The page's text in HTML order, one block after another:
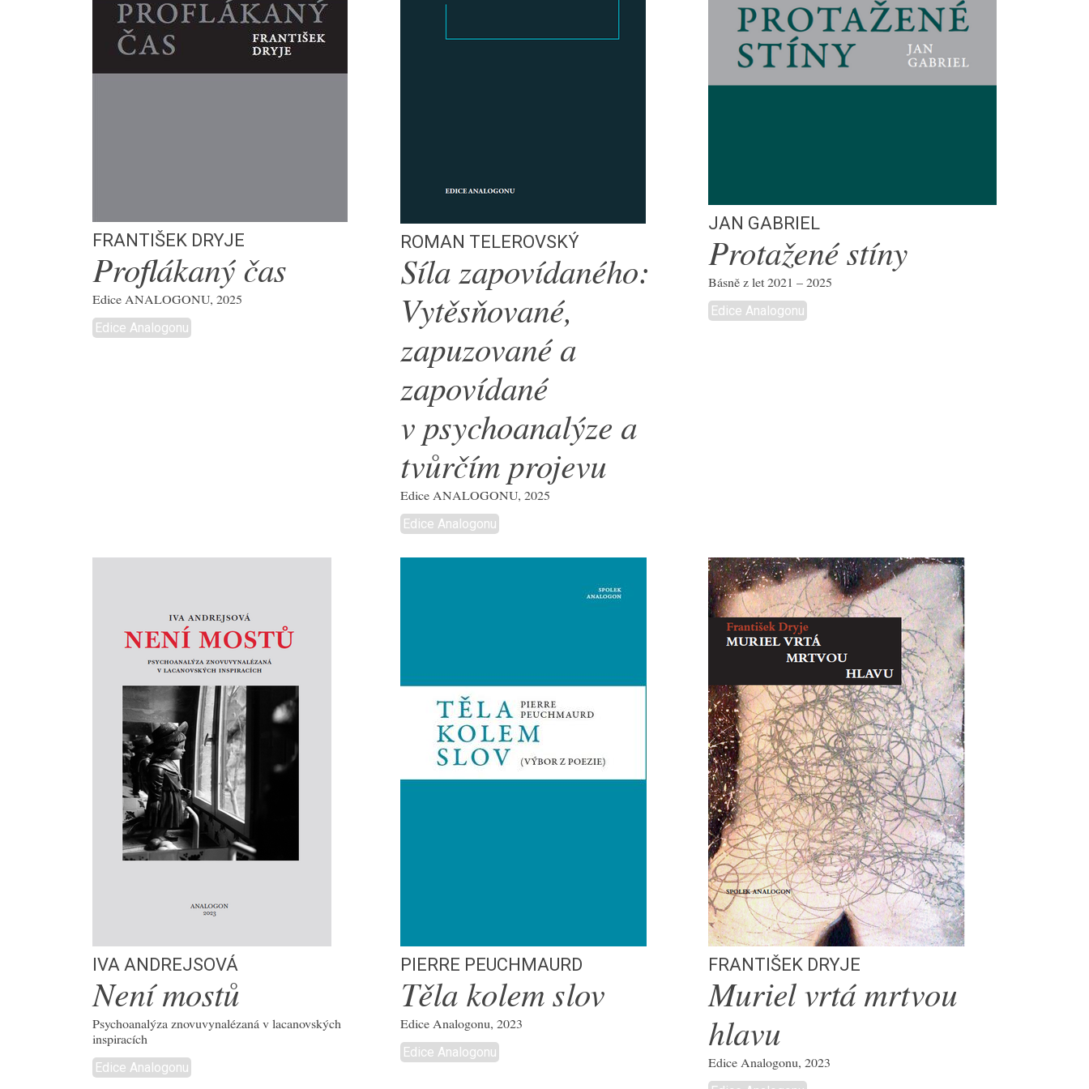
František Dryje
Proflákaný čas
Edice ANALOGONU, 2025
Edice Analogonu
Roman Telerovský
Síla zapovídaného:
Vytěsňované,
zapuzované a
zapovídané
v psychoanalýze a
tvůrčím projevu
Edice ANALOGONU, 2025
Edice Analogonu
Jan Gabriel
Protažené stíny
Básně z let 2021 – 2025
Edice Analogonu
Iva Andrejsová
Není mostů
Psychoanalýza znovuvynalézaná v lacanovských
inspiracích
Edice Analogonu
Pierre Peuchmaurd
Těla kolem slov
Edice Analogonu, 2023
Edice Analogonu
František Dryje
Muriel vrtá mrtvou
hlavu
Edice Analogonu, 2023